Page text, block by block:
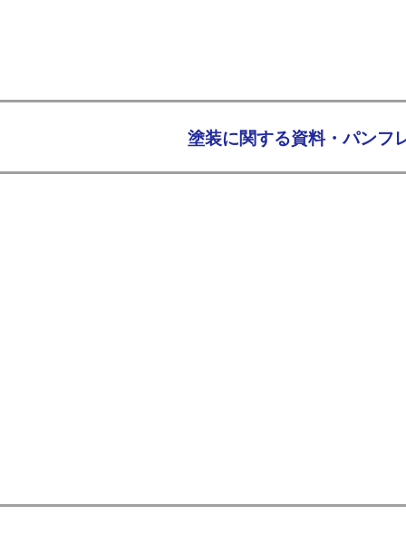
塗装に関する資料・パンフ